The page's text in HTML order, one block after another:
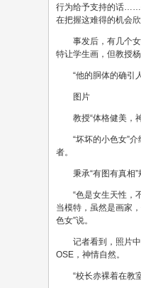
行为给予支持的话……
在把握这难得的机会
事发后，有几个
特让学生画，但教授杨
“他的胴体的确引
图片
教授“体格健美，
“坏坏的小色女”
者。
秉承“有图有真相
“色是女生天性，
当模特，虽然是画家
色女”说。
记者看到，照片
OSE，神情自然。
“校长赤裸着在教